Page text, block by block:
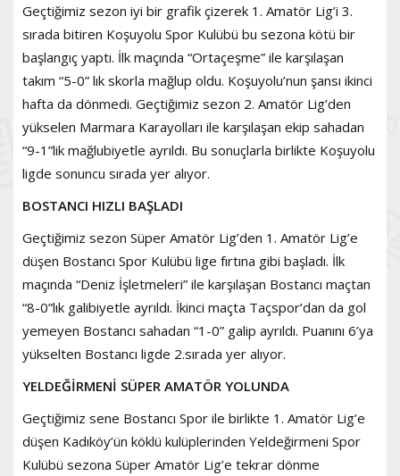
Geçtiğimiz sezon iyi bir grafik çizerek 1. Amatör Lig’i 3.
sırada bitiren Koşuyolu Spor Kulübü bu sezona kötü bir
başlangıç yaptı. İlk maçında “Ortaçeşme” ile karşılaşan
takım “5-0” lık skorla mağlup oldu. Koşuyolu’nun şansı ikinci
hafta da dönmedi. Geçtiğimiz sezon 2. Amatör Lig’den
yükselen Marmara Karayolları ile karşılaşan ekip sahadan
“9-1”lik mağlubiyetle ayrıldı. Bu sonuçlarla birlikte Koşuyolu
ligde sonuncu sırada yer alıyor.
BOSTANCI HIZLI BAŞLADI
Geçtiğimiz sezon Süper Amatör Lig’den 1. Amatör Lig’e
düşen Bostancı Spor Kulübü lige fırtına gibi başladı. İlk
maçında “Deniz İşletmeleri” ile karşılaşan Bostancı maçtan
“8-0”lık galibiyetle ayrıldı. İkinci maçta Taçspor’dan da gol
yemeyen Bostancı sahadan “1-0” galip ayrıldı. Puanını 6’ya
yükselten Bostancı ligde 2.sırada yer alıyor.
YELDEĞİRMENİ SÜPER AMATÖR YOLUNDA
Geçtiğimiz sene Bostancı Spor ile birlikte 1. Amatör Lig’e
düşen Kadıköy’ün köklü kulüplerinden Yeldeğirmeni Spor
Kulübü sezona Süper Amatör Lig’e tekrar dönme